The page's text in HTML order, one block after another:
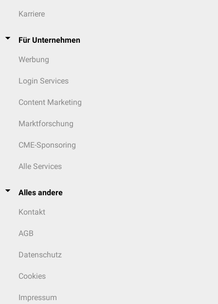
Karriere
Für Unternehmen
Werbung
Login Services
Content Marketing
Marktforschung
CME-Sponsoring
Alle Services
Alles andere
Kontakt
AGB
Datenschutz
Cookies
Impressum